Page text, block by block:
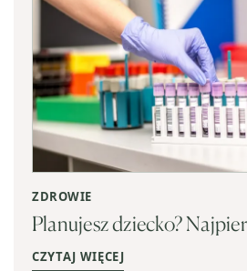
ZDROWIE
Planujesz dziecko?
CZYTAJ WIĘCEJ